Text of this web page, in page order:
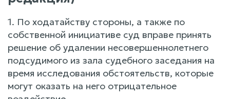
1. По ходатайству стороны, а также по
собственной инициативе суд вправе принять
решение об удалении несовершеннолетнего
подсудимого из зала судебного заседания на
время исследования обстоятельств, которые
могут оказать на него отрицательное